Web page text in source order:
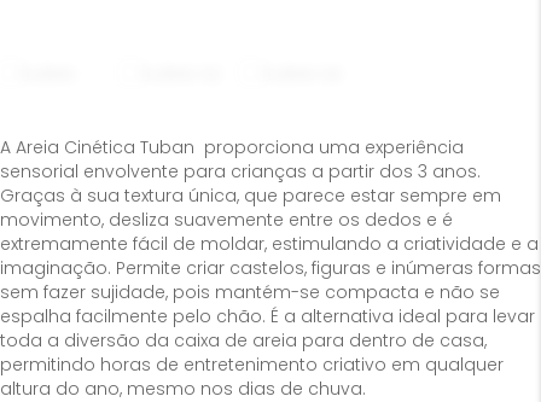
A Areia Cinética Tuban proporciona uma experiência
sensorial envolvente para crianças a partir dos 3 anos.
Graças à sua textura única, que parece estar sempre em
movimento, desliza suavemente entre os dedos e é
extremamente fácil de moldar, estimulando a criatividade e a
imaginação. Permite criar castelos, figuras e inúmeras formas
sem fazer sujidade, pois mantém-se compacta e não se
espalha facilmente pelo chão. É a alternativa ideal para levar
toda a diversão da caixa de areia para dentro de casa,
permitindo horas de entretenimento criativo em qualquer
altura do ano, mesmo nos dias de chuva.